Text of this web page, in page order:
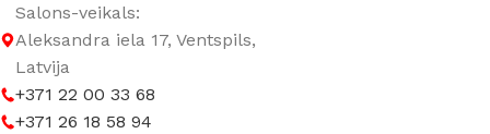
Salons-veikals:
Aleksandra iela 17, Ventspils,
Latvija
+371 22 00 33 68
+371 26 18 58 94